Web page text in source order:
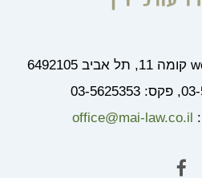
office@mai-law.co.il